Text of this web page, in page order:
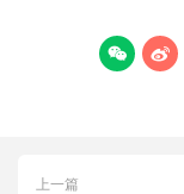
 
上一篇